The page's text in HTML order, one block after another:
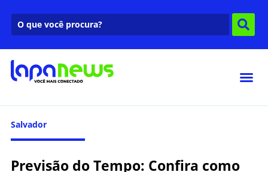
Salvador
Previsão do Tempo: Confira como